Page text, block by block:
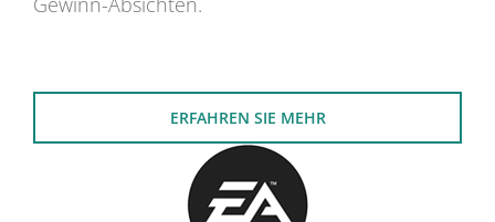
ERFAHREN SIE MEHR